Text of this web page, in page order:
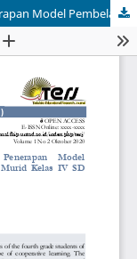
Peningkatan Hasil Belajar IPS Melalui Penerapan Model Pembelajaran Kooperatif Tipe Make A Match Murid Kelas IV SD Kabupaten Pangkep